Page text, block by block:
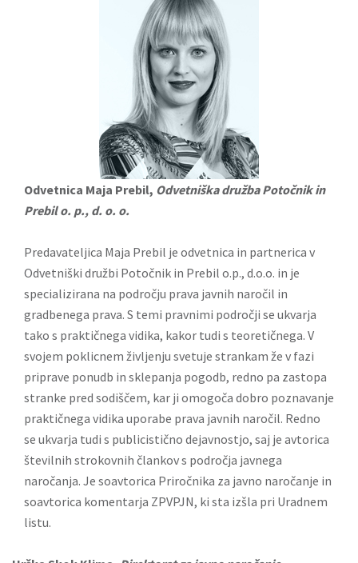
Odvetnica Maja Prebil, Odvetniška družba Potočnik in
Prebil o. p., d. o. o.
Predavateljica Maja Prebil je odvetnica in partnerica v
Odvetniški družbi Potočnik in Prebil o.p., d.o.o. in je
specializirana na področju prava javnih naročil in
gradbenega prava. S temi pravnimi področji se ukvarja
tako s praktičnega vidika, kakor tudi s teoretičnega. V
svojem poklicnem življenju svetuje strankam že v fazi
priprave ponudb in sklepanja pogodb, redno pa zastopa
stranke pred sodiščem, kar ji omogoča dobro poznavanje
praktičnega vidika uporabe prava javnih naročil. Redno
se ukvarja tudi s publicistično dejavnostjo, saj je avtorica
številnih strokovnih člankov s področja javnega
naročanja. Je soavtorica Priročnika za javno naročanje in
soavtorica komentarja ZPVPJN, ki sta izšla pri Uradnem
listu.